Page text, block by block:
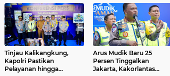
Tinjau Kalikangkung,
Kapolri Pastikan
Pelayanan hingga
Arus Mudik Baru 25
Persen Tinggalkan
Jakarta, Kakorlantas